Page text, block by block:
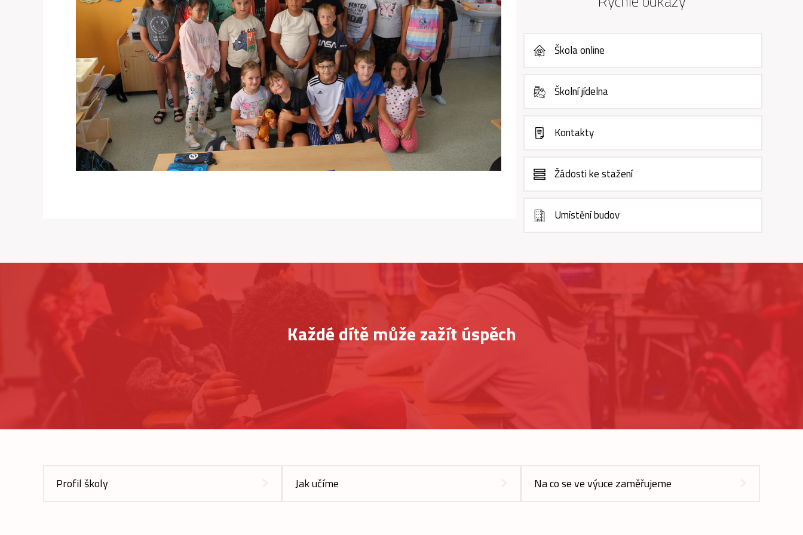
Škola online
Školní jídelna
Kontakty
Žádosti ke stažení
Umístění budov
Každé dítě může zažít úspěch
Profil školy Jak učíme Na co se ve výuce zaměřujeme